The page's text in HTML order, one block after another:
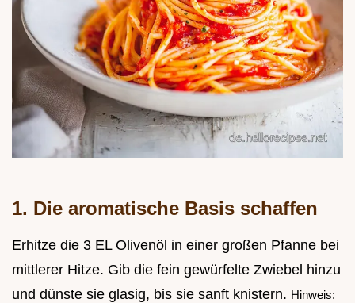
1. Die aromatische Basis schaffen
Erhitze die 3 EL Olivenöl in einer großen Pfanne bei
mittlerer Hitze. Gib die fein gewürfelte Zwiebel hinzu
und dünste sie glasig, bis sie sanft knistern. Hinweis: